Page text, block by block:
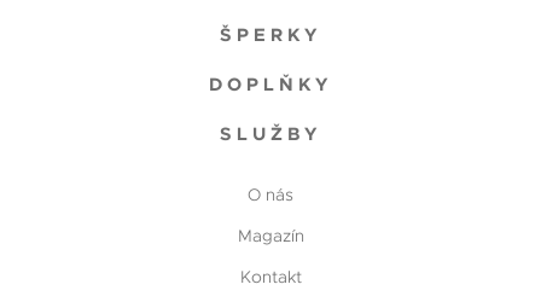
ŠPERKY
DOPLŇKY
SLUŽBY
O nás
Magazín
Kontakt